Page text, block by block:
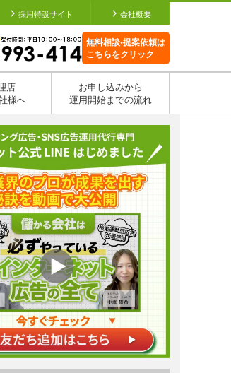
採用特設サイト 会社概要
無料相談•提案依頼は
こちらをクリック
店
様へ
お申し込みから
運用開始までの流れ